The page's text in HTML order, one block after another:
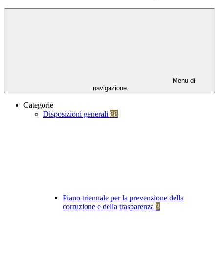
Menu di
navigazione
Categorie
Disposizioni generali 88
Piano triennale per la prevenzione della
corruzione e della trasparenza 3